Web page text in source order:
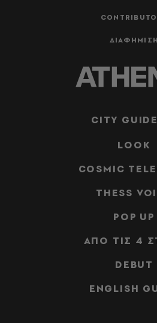
ΔΙΑΦΗΜΙΣΗ
CITY GUIDE
LOOK
COSMIC
THESS
POP UP
ΑΠΟ ΤΙΣ 4
DEBUT
ENGLISH